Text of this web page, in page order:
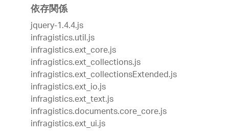
依存関係
jquery-1.4.4.js
infragistics.util.js
infragistics.ext_core.js
infragistics.ext_collections.js
infragistics.ext_collectionsExtended.js
infragistics.ext_io.js
infragistics.ext_text.js
infragistics.documents.core_core.js
infragistics.ext_ui.js